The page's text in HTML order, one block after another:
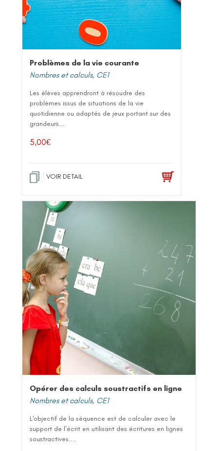
Problèmes de la vie courante
Nombres et calculs, CE1
Les élèves apprendront à résoudre des
problèmes issus de situations de la vie
quotidienne ou adaptés de jeux portant sur des
grandeurs...
5,00€
VOIR DETAIL
Opérer des calculs soustractifs en ligne
Nombres et calculs, CE1
L'objectif de la séquence est de calculer avec le
support de l’écrit en utilisant des écritures en lignes
soustractives....